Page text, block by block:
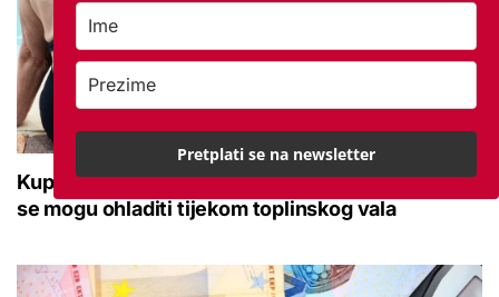
Kupanje u ovom gradu i sutra besplatno: Građani
se mogu ohladiti tijekom toplinskog vala
Pretplati se na newsletter